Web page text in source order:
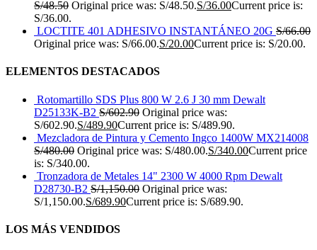
S/48.50 Original price was: S/48.50.S/36.00Current price is:
S/36.00.
LOCTITE 401 ADHESIVO INSTANTÁNEO 20G S/66.00
Original price was: S/66.00.S/20.00Current price is: S/20.00.
ELEMENTOS DESTACADOS
Rotomartillo SDS Plus 800 W 2.6 J 30 mm Dewalt
D25133K-B2 S/602.90 Original price was:
S/602.90.S/489.90Current price is: S/489.90.
Mezcladora de Pintura y Cemento Ingco 1400W MX214008
S/480.00 Original price was: S/480.00.S/340.00Current price
is: S/340.00.
Tronzadora de Metales 14" 2300 W 4000 Rpm Dewalt
D28730-B2 S/1,150.00 Original price was:
S/1,150.00.S/689.90Current price is: S/689.90.
LOS MÁS VENDIDOS